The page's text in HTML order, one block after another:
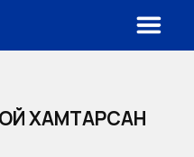
ХАМТАРСАН